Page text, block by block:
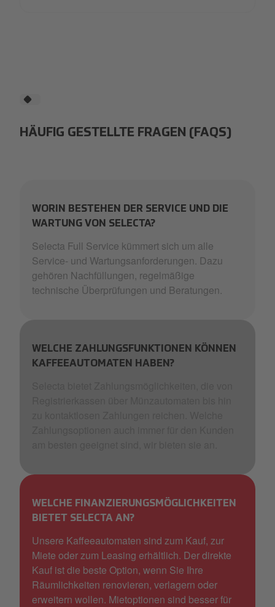
HÄUFIG GESTELLTE FRAGEN (FAQS)
WORIN BESTEHEN DER SERVICE UND DIE
WARTUNG VON SELECTA?
Selecta Full Service kümmert sich um alle
Service- und Wartungsanforderungen. Dazu
gehören Nachfüllungen, regelmäßige
technische Überprüfungen und Beratungen.
WELCHE ZAHLUNGSFUNKTIONEN KÖNNEN
KAFFEEAUTOMATEN HABEN?
WELCHE FINANZIERUNGSMÖGLICHKEITEN
BIETET SELECTA AN?
Unsere Kaffeeautomaten sind zum Kauf, zur
Miete oder zum Leasing erhältlich. Der direkte
Kauf ist die beste Option, wenn Sie Ihre
Räumlichkeiten renovieren, verlagern oder
erweitern wollen. Mietoptionen sind besser für